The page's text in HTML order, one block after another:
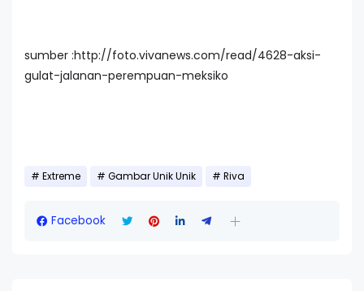
sumber :http://foto.vivanews.com/read/4628-aksi-
gulat-jalanan-perempuan-meksiko
Extreme Gambar Unik Unik Riva
Facebook